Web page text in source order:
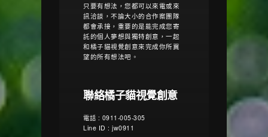
只要有想法，您都可以來電或來
訊洽談，不論大小的合作案團隊
都會承接，重要的是能完成您寄
託的個人夢想與獨特創意，一起
和橘子貓視覺創意來完成你所冀
望的所有想法吧。
聯絡橘子貓視覺創意
電話 : 0911-005-305
Line ID : jw0911